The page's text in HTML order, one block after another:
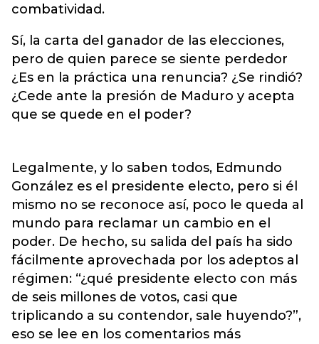
combatividad.
Sí, la carta del ganador de las elecciones,
pero de quien parece se siente perdedor
¿Es en la práctica una renuncia? ¿Se rindió?
¿Cede ante la presión de Maduro y acepta
que se quede en el poder?
Legalmente, y lo saben todos, Edmundo
González es el presidente electo, pero si él
mismo no se reconoce así, poco le queda al
mundo para reclamar un cambio en el
poder. De hecho, su salida del país ha sido
fácilmente aprovechada por los adeptos al
régimen: “¿qué presidente electo con más
de seis millones de votos, casi que
triplicando a su contendor, sale huyendo?”,
eso se lee en los comentarios más